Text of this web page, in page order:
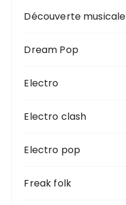
Découverte musicale
Dream Pop
Electro
Electro clash
Electro pop
Freak folk